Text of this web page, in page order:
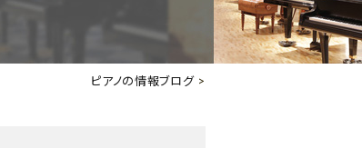
会社概要
ピアノの情報ブログ>